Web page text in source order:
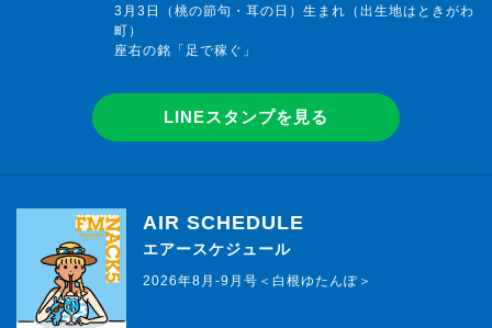
3月3日（桃の節句・耳の日）生まれ（出生地はときがわ
町）
座右の銘「足で稼ぐ」
LINEスタンプを見る
AIR SCHEDULE
エアースケジュール
2026年8月-9月号＜白根ゆたんぽ＞